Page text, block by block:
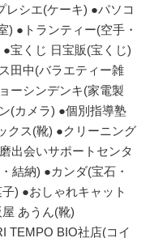
レシエ(ケーキ) ●パソコ
) ●トランティー(空手・
宝くじ 日宝販(宝くじ)
田中(バラエティー雑
ーシンデンキ(家電製
(カメラ) ●個別指導塾
クス(靴) ●クリーニング
出会いサポートセンタ
結納) ●カンダ(宝石・
) ●おしゃれキャット
あうん(靴)
TEMPO BIO社店(コイ